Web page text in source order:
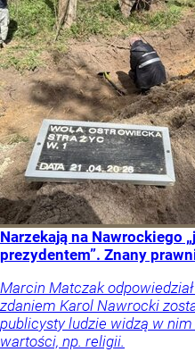
Narzekają na Nawrockiego
prezydentem”. Znany
Marcin Matczak
zdaniem Karol Nawrocki
publicysty ludzie widzą w
wartości, np. religii.